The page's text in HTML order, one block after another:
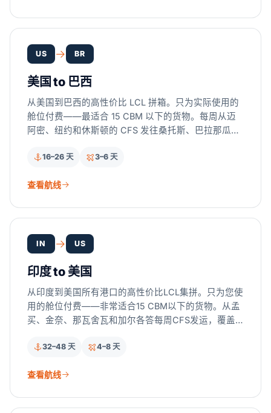
US BR
美国 to 巴西
从美国到巴西的高性价比 LCL 拼箱。只为实际使用的
舱位付费——最适合 15 CBM 以下的货物。每周从迈
阿密、纽约和休斯顿的 CFS 发往桑托斯、巴拉那瓜和
16–26 天 3–6 天
查看航线
IN US
印度 to 美国
从印度到美国所有港口的高性价比LCL集拼。只为您使
用的舱位付费——非常适合15 CBM以下的货物。从孟
买、金奈、那瓦舍瓦和加尔各答每周CFS发运，覆盖
32–48 天 4–8 天
查看航线